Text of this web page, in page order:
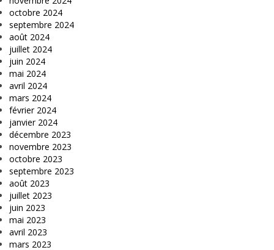
octobre 2024
septembre 2024
août 2024
juillet 2024
juin 2024
mai 2024
avril 2024
mars 2024
février 2024
janvier 2024
décembre 2023
novembre 2023
octobre 2023
septembre 2023
août 2023
juillet 2023
juin 2023
mai 2023
avril 2023
mars 2023